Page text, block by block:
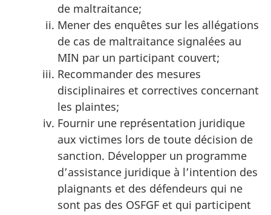
de maltraitance;
Mener des enquêtes sur les allégations
de cas de maltraitance signalées au
MIN par un participant couvert;
Recommander des mesures
disciplinaires et correctives concernant
les plaintes;
Fournir une représentation juridique
aux victimes lors de toute décision de
sanction. Développer un programme
d’assistance juridique à l’intention des
plaignants et des défendeurs qui ne
sont pas des OSFGF et qui participent